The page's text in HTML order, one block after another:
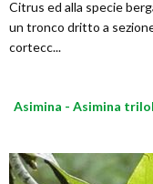
Citrus ed alla specie
un tronco dritto a
cortecc...
Asimina - Asimina